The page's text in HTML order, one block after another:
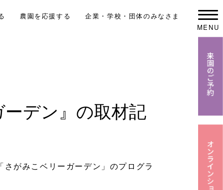
農園を応援する
企業・学校・団体のみなさま
MENU
デン』の取材記
がみこベリーガーデン」のプログラ